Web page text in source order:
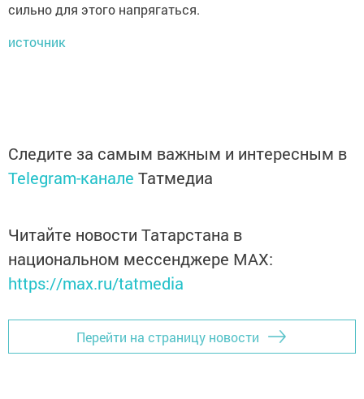
сильно для этого напрягаться.
источник
Следите за самым важным и интересным в
Telegram-канале Татмедиа
Читайте новости Татарстана в
национальном мессенджере MАХ:
https://max.ru/tatmedia
Перейти на страницу новости